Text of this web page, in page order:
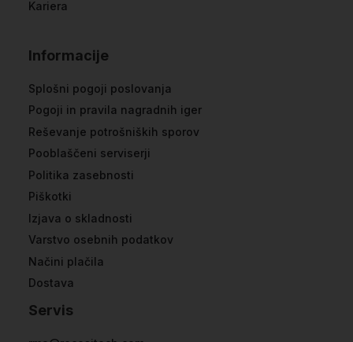
Kariera
Informacije
Splošni pogoji poslovanja
Pogoji in pravila nagradnih iger
Reševanje potrošniških sporov
Pooblaščeni serviserji
Politika zasebnosti
Piškotki
Izjava o skladnosti
Varstvo osebnih podatkov
Načini plačila
Dostava
Servis